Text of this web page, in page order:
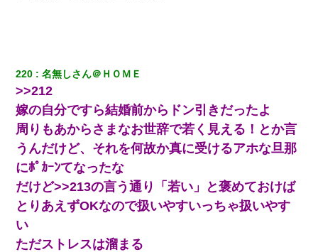
220 名無しさん＠ＨＯＭＥ
>>212
嫁の自分ですら結婚前からドン引きだったよ
周りもあからさまなお世辞で若く見える！とか言
うんだけど、それを何故か真に受けるアホな旦那
にﾎﾟｶｰﾝてなったな
だけど>>213の言う通り「若い」と褒めておけば
とりあえずOKなので扱いやすいっちゃ扱いやす
い
ただストレスは溜まる